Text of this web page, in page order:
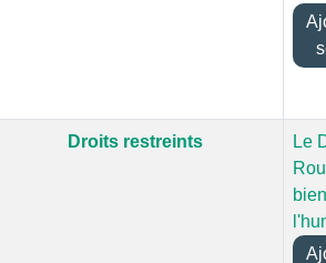
Droits restreints
Le